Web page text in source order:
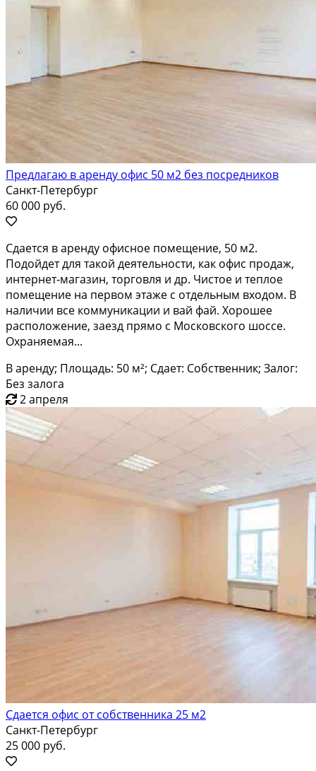
Предлагаю в аренду офис 50 м2 без посредников
Санкт-Петербург
60 000 руб.
Сдается в аренду офисное помещение, 50 м2.
Подойдет для такой деятельности, как офис продаж,
интернет-магазин, торговля и др. Чистое и теплое
помещение на первом этаже с отдельным входом. В
наличии все коммуникации и вай фай. Хорошее
расположение, заезд прямо с Московского шоссе.
Охраняемая...
В аренду; Площадь: 50 м²; Сдает: Собственник; Залог:
Без залога
2 апреля
Сдается офис от собственника 25 м2
Санкт-Петербург
25 000 руб.